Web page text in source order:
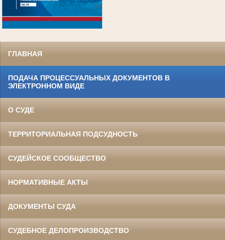
ГЛАВНАЯ
ПОДАЧА ПРОЦЕССУАЛЬНЫХ ДОКУМЕНТОВ В
ЭЛЕКТРОННОМ ВИДЕ
О СУДЕ
ТЕРРИТОРИАЛЬНАЯ ПОДСУДНОСТЬ
СУДЕЙСКОЕ СООБЩЕСТВО
НОРМАТИВНЫЕ АКТЫ
ДОКУМЕНТЫ СУДА
СУДЕБНОЕ ДЕЛОПРОИЗВОДСТВО